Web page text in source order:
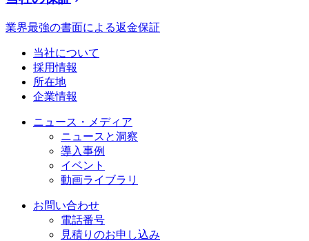
業界最強の書面による返金保証
当社について
採用情報
所在地
企業情報
ニュース・メディア
ニュースと洞察
導入事例
イベント
動画ライブラリ
お問い合わせ
電話番号
見積りのお申し込み